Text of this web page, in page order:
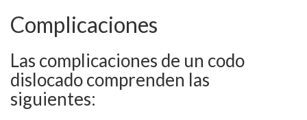
Complicaciones
Las complicaciones de un codo
dislocado comprenden las
siguientes: